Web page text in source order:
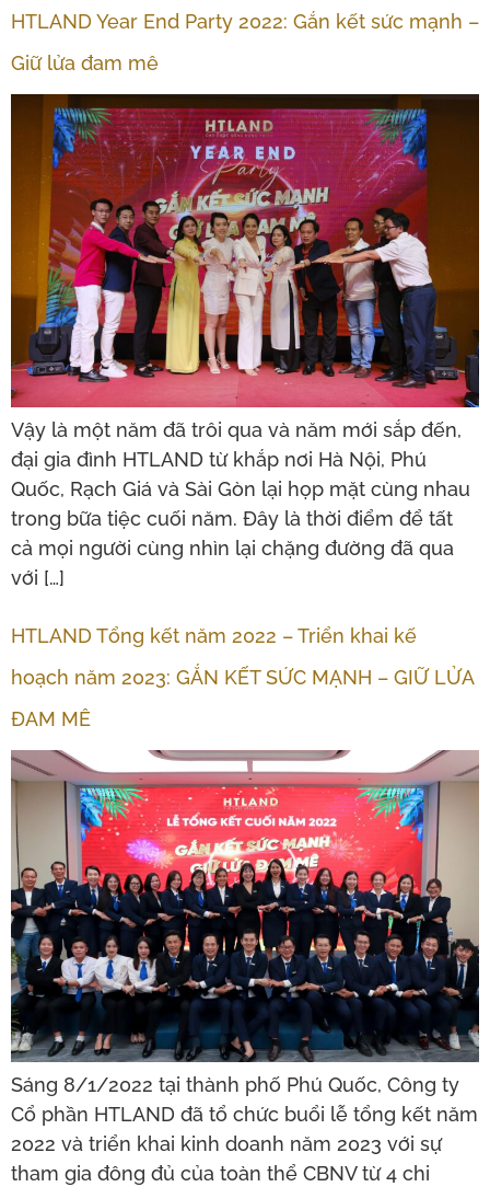
HTLAND Year End Party 2022: Gắn kết sức mạnh –
Giữ lửa đam mê
Vậy là một năm đã trôi qua và năm mới sắp đến,
đại gia đình HTLAND từ khắp nơi Hà Nội, Phú
Quốc, Rạch Giá và Sài Gòn lại họp mặt cùng nhau
trong bữa tiệc cuối năm. Đây là thời điểm để tất
cả mọi người cùng nhìn lại chặng đường đã qua
với […]
HTLAND Tổng kết năm 2022 – Triển khai kế
hoạch năm 2023: GẮN KẾT SỨC MẠNH – GIỮ LỬA
ĐAM MÊ
️Sáng 8/1/2022 tại thành phố Phú Quốc, Công ty
Cổ phần HTLAND đã tổ chức buổi lễ tổng kết năm
2022 và triển khai kinh doanh năm 2023 với sự
tham gia đông đủ của toàn thể CBNV từ 4 chi